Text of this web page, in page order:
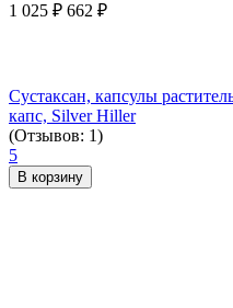
1 025 ₽ 662 ₽
Сустаксан, капсулы
капс, Silver Hiller
(Отзывов: 1)
5
В корзину